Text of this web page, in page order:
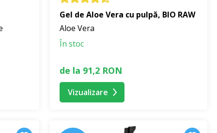
Gel de Aloe Vera cu pulpă, BIO RAW
Aloe Vera
În stoc
de la 91,2 RON
Vizualizare